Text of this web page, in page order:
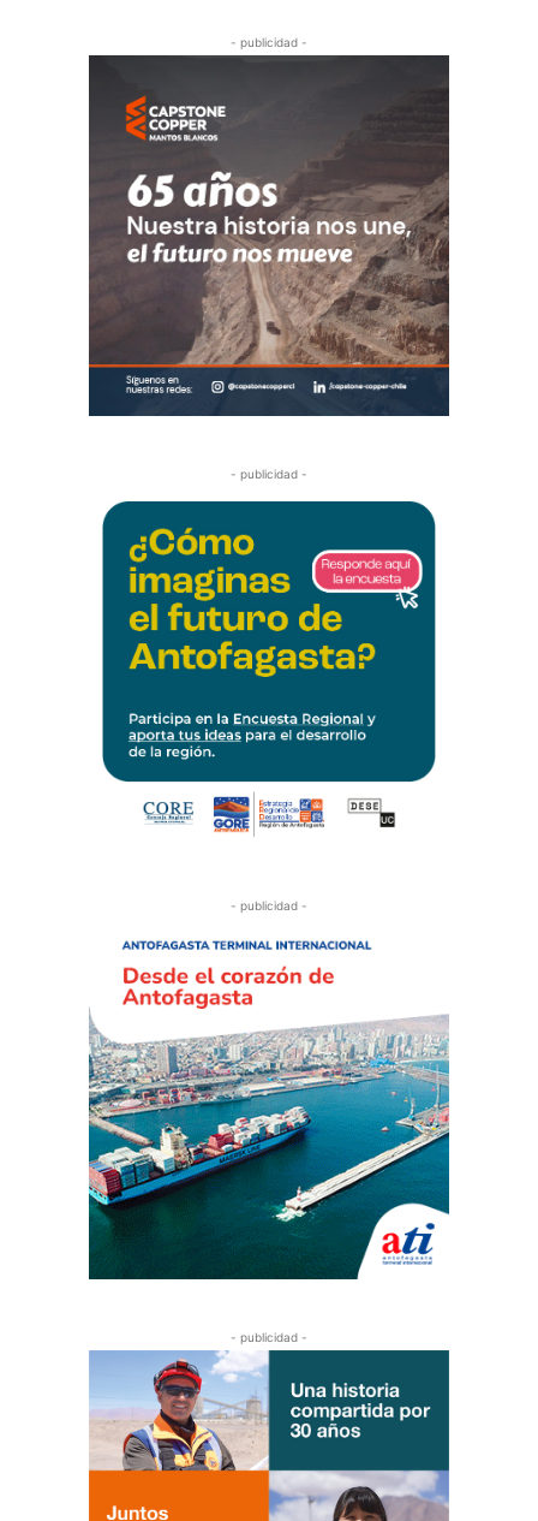
- publicidad -
- publicidad -
- publicidad -
- publicidad -